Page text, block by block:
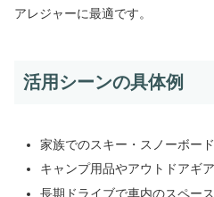
アレジャーに最適です。
活用シーンの具体例
家族でのスキー・スノーボー
キャンプ用品やアウトドアギ
長期ドライブで車内のスペー